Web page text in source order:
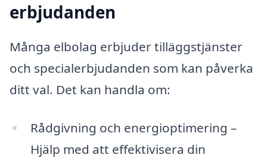
erbjudanden
Många elbolag erbjuder tilläggstjänster
och specialerbjudanden som kan påverka
ditt val. Det kan handla om:
Rådgivning och energioptimering –
Hjälp med att effektivisera din